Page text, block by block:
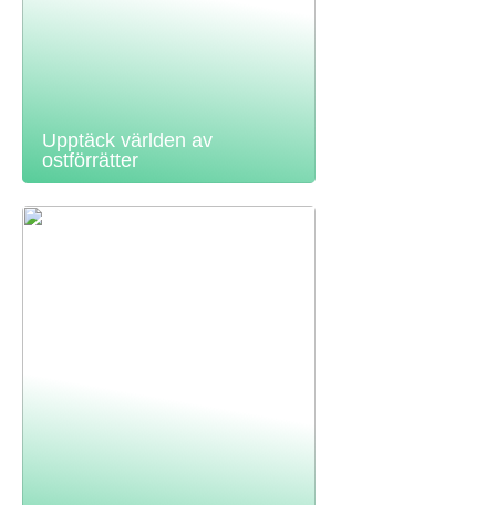
Upptäck världen av
ostförrätter